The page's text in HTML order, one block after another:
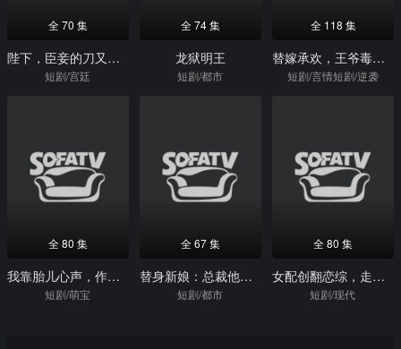
全 70 集
陛下，臣妾的刀又快了些
短剧/宫廷
全 74 集
龙狱明王
短剧/都市
全 118 集
替嫁承欢，王爷毒妃不好惹
短剧/言情短剧/逆袭
全 80 集
我靠胎儿心声，作精夫人逆袭成霍家团宠
短剧/萌宝
全 67 集
替身新娘：总裁他装病
短剧/都市
全 80 集
女配创翻恋综，走上人生巅峰
短剧/现代